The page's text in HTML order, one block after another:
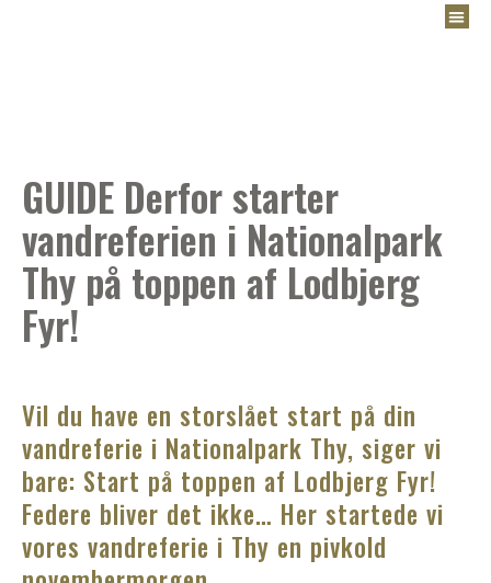
GUIDE Derfor starter
vandreferien i Nationalpark
Thy på toppen af Lodbjerg
Fyr!
Vil du have en storslået start på din
vandreferie i Nationalpark Thy, siger vi
bare: Start på toppen af Lodbjerg Fyr!
Federe bliver det ikke… Her startede vi
vores vandreferie i Thy en pivkold